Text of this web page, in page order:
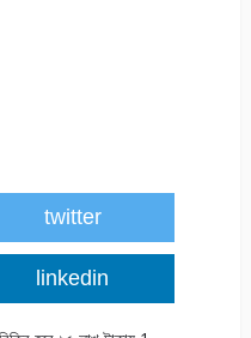
twitter
linkedin